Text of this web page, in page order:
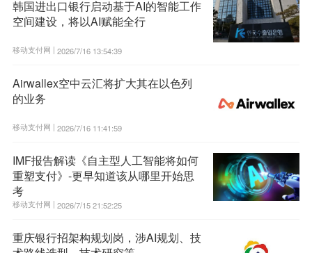
韩国进出口银行启动基于AI的智能工作
空间建设，将以AI赋能全行
移动支付网 | 2026/7/16 13:54:39
Airwallex空中云汇将扩大其在以色列
的业务
移动支付网 | 2026/7/16 11:41:59
IMF报告解读《自主型人工智能将如何
重塑支付》-更早知道该从哪里开始思
考
移动支付网 | 2026/7/15 21:52:25
重庆银行招架构规划岗，涉AI规划、技